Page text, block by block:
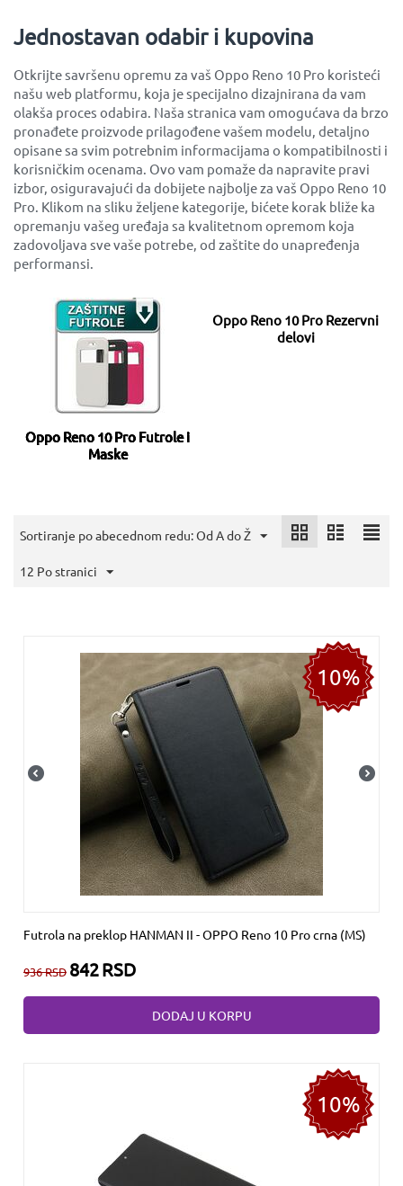
Jednostavan odabir i kupovina
Otkrijte savršenu opremu za vaš Oppo Reno 10 Pro koristeći
našu web platformu, koja je specijalno dizajnirana da vam
olakša proces odabira. Naša stranica vam omogućava da brzo
pronađete proizvode prilagođene vašem modelu, detaljno
opisane sa svim potrebnim informacijama o kompatibilnosti i
korisničkim ocenama. Ovo vam pomaže da napravite pravi
izbor, osiguravajući da dobijete najbolje za vaš Oppo Reno 10
Pro. Klikom na sliku željene kategorije, bićete korak bliže ka
opremanju vašeg uređaja sa kvalitetnom opremom koja
zadovoljava sve vaše potrebe, od zaštite do unapređenja
performansi.
Oppo Reno 10 Pro Futrole i
Maske
Oppo Reno 10 Pro Rezervni
delovi
Sortiranje po abecednom redu: Od A do Ž
12 Po stranici
10%
Futrola na preklop HANMAN II - OPPO Reno 10 Pro crna (MS)
936RSD 842RSD
DODAJ U KORPU
10%